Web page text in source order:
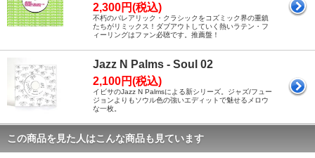
2,300円(税込)
不朽のバレアリック・クラシックをコズミック界の重鎮
たちがリミックス！ダブアウトしていく熱いラテン・フ
ィーリングはファン必聴です。推薦盤！
Jazz N Palms - Soul 02
2,100円(税込)
イビサのJazz N Palmsによる新シリーズ。ジャズ/フュー
ジョンよりもソウル色の強いエディットで魅せるメロウ
な一枚。
この商品を見た人はこんな商品も見ています